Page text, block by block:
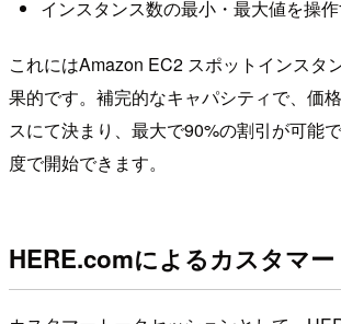
インスタンス数の最小・最大値を操
これにはAmazon EC2 スポットインスタ
果的です。補完的なキャパシティで、価
スにて決まり、最大で90%の割引が可能
度で開始できます。
HERE.comによるカスタマー